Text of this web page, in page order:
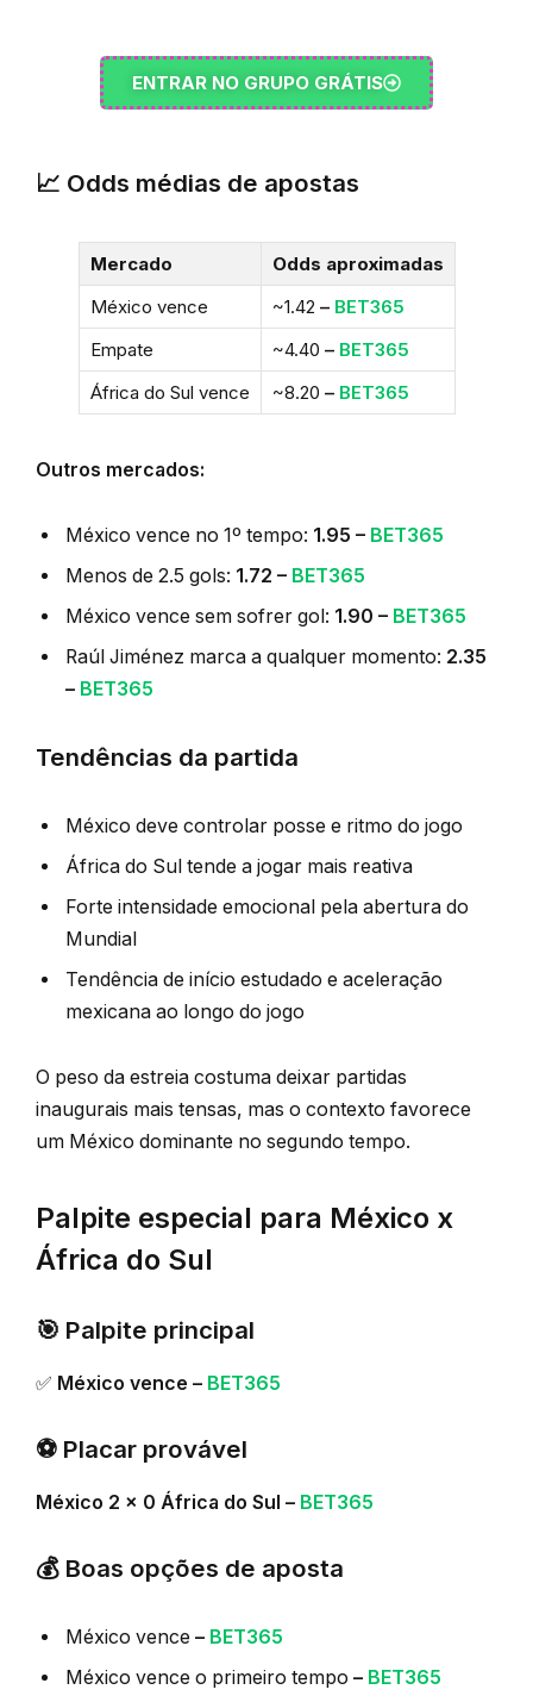
ENTRAR NO GRUPO GRÁTIS
📈 Odds médias de apostas
Mercado
Odds aproximadas
México vence
~1.42 – BET365
Empate
~4.40 – BET365
África do Sul vence
~8.20 – BET365
Outros mercados:
México vence no 1º tempo: 1.95 – BET365
Menos de 2.5 gols: 1.72 – BET365
México vence sem sofrer gol: 1.90 – BET365
Raúl Jiménez marca a qualquer momento: 2.35
– BET365
Tendências da partida
México deve controlar posse e ritmo do jogo
África do Sul tende a jogar mais reativa
Forte intensidade emocional pela abertura do
Mundial
Tendência de início estudado e aceleração
mexicana ao longo do jogo
O peso da estreia costuma deixar partidas
inaugurais mais tensas, mas o contexto favorece
um México dominante no segundo tempo.
Palpite especial para México x
África do Sul
🎯 Palpite principal
✅ México vence – BET365
⚽ Placar provável
México 2 x 0 África do Sul – BET365
💰 Boas opções de aposta
México vence – BET365
México vence o primeiro tempo – BET365